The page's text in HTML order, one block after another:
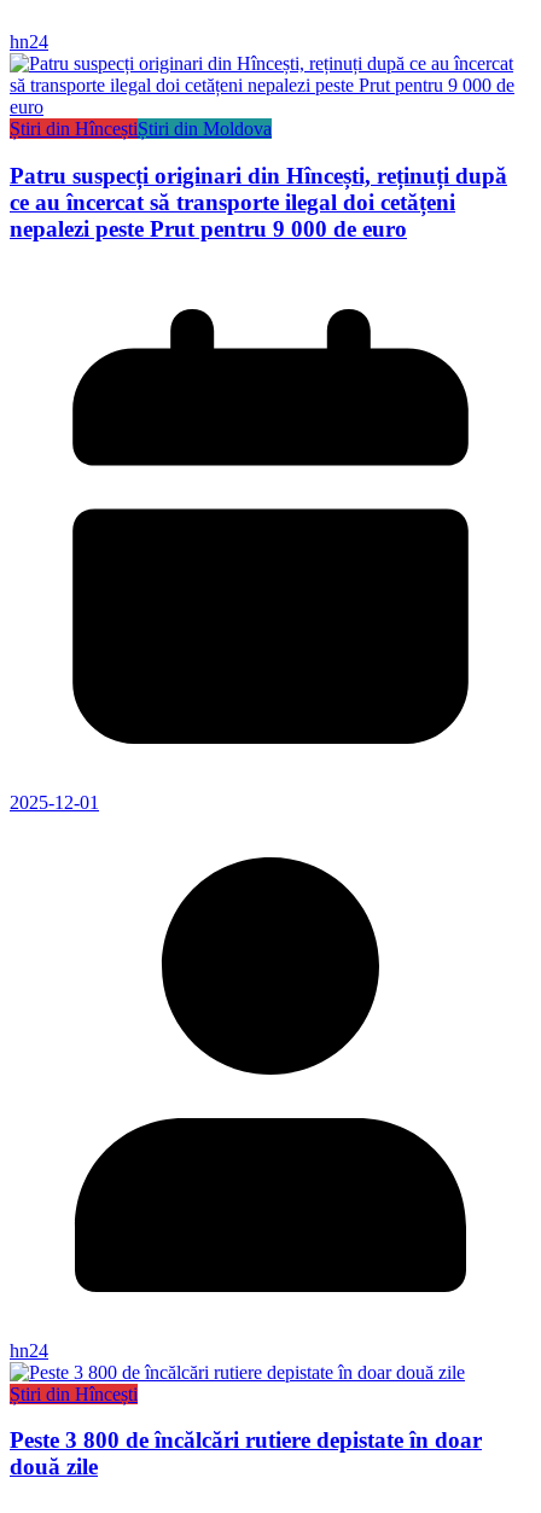
hn24
Știri din HînceștiȘtiri din Moldova
Patru suspecți originari din Hîncești, reținuți după
ce au încercat să transporte ilegal doi cetățeni
nepalezi peste Prut pentru 9 000 de euro
2025-12-01
hn24
Știri din Hîncești
Peste 3 800 de încălcări rutiere depistate în doar
două zile